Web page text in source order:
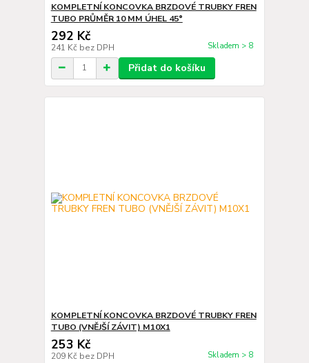
KOMPLETNÍ KONCOVKA BRZDOVÉ TRUBKY FREN
TUBO PRŮMĚR 10 MM ÚHEL 45°
292 Kč
241 Kč bez DPH Skladem > 8
Přidat do košíku
KOMPLETNÍ KONCOVKA BRZDOVÉ TRUBKY FREN
TUBO (VNĚJŠÍ ZÁVIT) M10X1
253 Kč
209 Kč bez DPH Skladem > 8